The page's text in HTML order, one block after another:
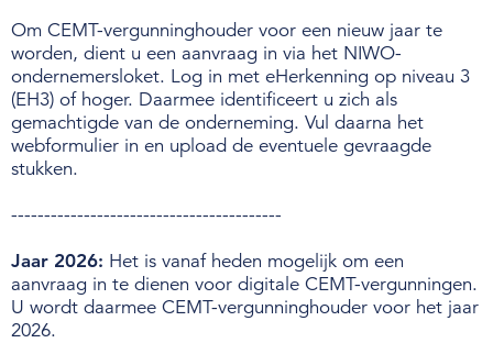
Om CEMT-vergunninghouder voor een nieuw jaar te
worden, dient u een aanvraag in via het NIWO-
ondernemersloket. Log in met eHerkenning op niveau 3
(EH3) of hoger. Daarmee identificeert u zich als
gemachtigde van de onderneming. Vul daarna het
webformulier in en upload de eventuele gevraagde
stukken.
-----------------------------------------
Jaar 2026: Het is vanaf heden mogelijk om een
aanvraag in te dienen voor digitale CEMT-vergunningen.
U wordt daarmee CEMT-vergunninghouder voor het jaar
2026.